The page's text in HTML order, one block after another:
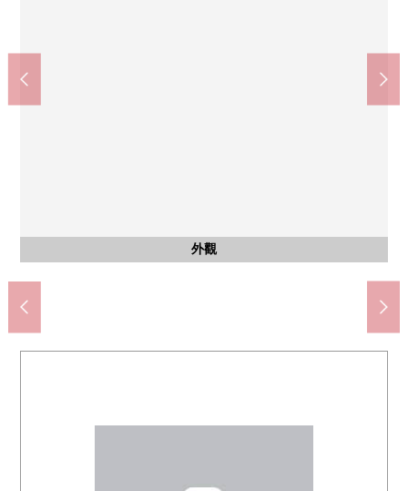
外觀
客廳
客廳
收納
收納
西式房間
廚房
公共汽車
廁所
洗臉
門口
陽台
陽台
陽台
陽台
風景
風景
風景
風景
風景
風景
風景
風景
外觀
入口
外觀
外觀
共有部分
長達約1,500平方公尺的"berudiogaden"(中庭)
入口
入口
入口
入口
入口
其他
郵件BOX
共有部分
共有部分
共有部分
共有部分
自行車場地
共有部分
自行車場地
停車場
停車場
ＯＫ三鷹上連雀商店(約540m)
在峰會商店三鷹市政府的前面的商店(約590m)
三鷹郵局(約370m)
三鷹市政府(約440m)
三鷹市立三鷹圖書館(約730m)
市立第6小學(約710m)
市立第一中學(約290m)